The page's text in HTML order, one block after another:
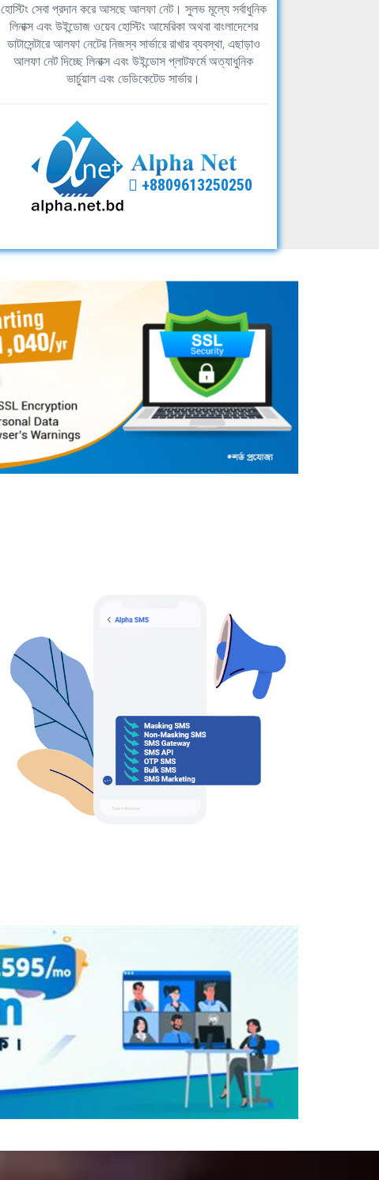
হোস্টিং সেবা প্রদান করে আসছে আলফা নেট। সুলভ মূল্যে সর্বাধুনিক
লিনাক্স এবং উইন্ডোজ ওয়েব হোস্টিং আমেরিকা অথবা বাংলাদেশের
ডাটাসেন্টারে আলফা নেটের নিজস্ব সার্ভারে রাখার ব্যবস্থা, এছাড়াও
আলফা নেট দিচ্ছে লিনাক্স এবং উইন্ডোস প্লাটফর্মে অত্যাধুনিক
ভার্চুয়াল এবং ডেডিকেটেড সার্ভার।
+8809613250250